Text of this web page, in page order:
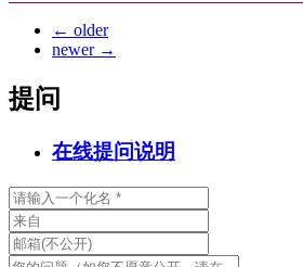
← older
newer →
提问
在线提问说明